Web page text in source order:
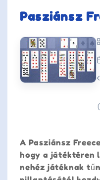
Pasziánsz
A Pasziánsz
hogy a játéktéren
nehéz játéknak